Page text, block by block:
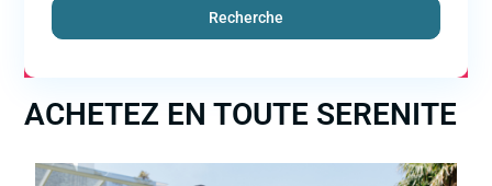
Recherche
ACHETEZ EN TOUTE SERENITE